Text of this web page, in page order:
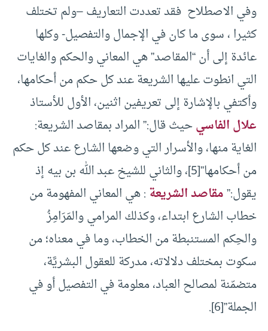
وفي الاصطلاح فقد تعددت التعاريف –ولم تختلف
كثيرا ، سوى ما كان في الإجمال والتفصيل- وكلها
عائدة إلى أن “المقاصد” هي المعاني والحكم والغايات
التي انطوت عليها الشريعة عند كل حكم من أحكامها،
وأكتفي بالإشارة إلى تعريفين اثنين، الأول للأستاذ
علال الفاسيحيث قال:” المراد بمقاصد الشريعة:
الغاية منها، والأسرار التي وضعها الشارع عند كل حكم
من أحكامها”[5]، والثاني للشيخ عبد الله بن بيه إذ
يقول:”مقاصد الشريعة: هي المعاني المفهومة من
خطاب الشارع ابتداء، وكذلك المرامي والمَرَامِزُ
والحِكم المستنبطة من الخطاب، وما في معناه؛ من
سكوت بمختلف دلالاته، مدركة للعقول البشريَّة،
متضمّنة لمصالح العباد، معلومة في التفصيل أو في
الجملة”[6].